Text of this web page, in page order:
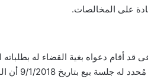
على المخالصات.
قد أقام دعواه بغية القضاء له